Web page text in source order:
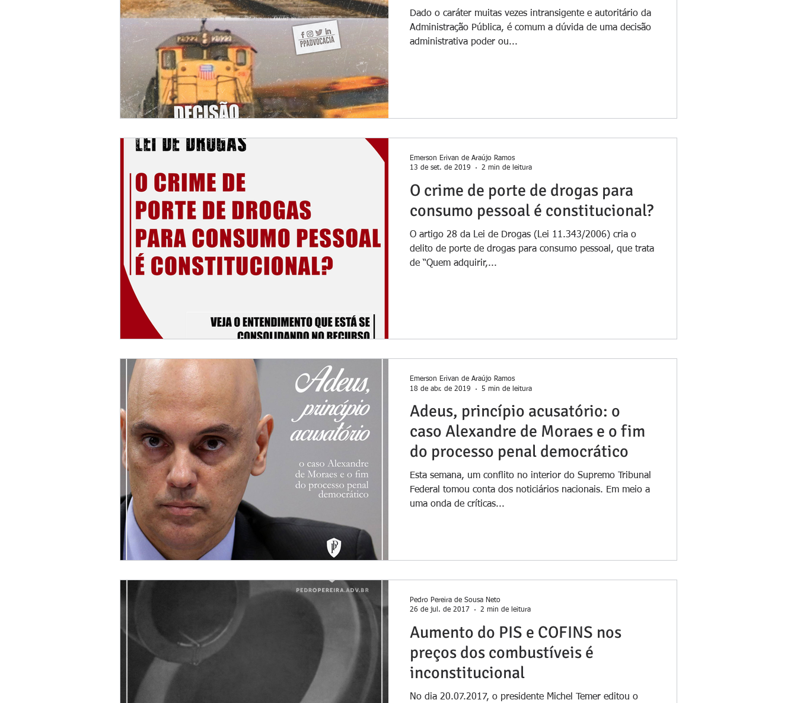
Dado o caráter muitas vezes intransigente e autoritário da
Administração Pública, é comum a dúvida de uma decisão
administrativa poder ou...
O crime de porte de drogas para
consumo pessoal é constitucional?
O artigo 28 da Lei de Drogas (Lei 11.343/2006) cria o
delito de porte de drogas para consumo pessoal, que trata
de “Quem adquirir,...
Emerson Erivan de Araújo Ramos
13 de set. de 2019
2 min de leitura
Adeus, princípio acusatório: o
caso Alexandre de Moraes e o fim
do processo penal democrático
Esta semana, um conflito no interior do Supremo Tribunal
Federal tomou conta dos noticiários nacionais. Em meio a
uma onda de críticas...
Emerson Erivan de Araújo Ramos
18 de abr. de 2019
5 min de leitura
Aumento do PIS e COFINS nos
preços dos combustíveis é
inconstitucional
No dia 20.07.2017, o presidente Michel Temer editou o
Pedro Pereira de Sousa Neto
26 de jul. de 2017
2 min de leitura